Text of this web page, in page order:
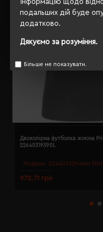
Інформацію щодо
подальших дій буде
додатково.
Дякуємо за розуміння.
Більше не показувати.
Модель: 2264031(Printer
Двоколірна футболка жіноча
22640319390L
972.71 грн